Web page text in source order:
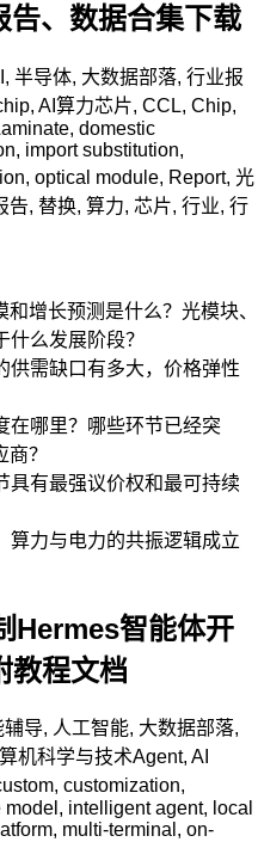
告、数据合集下载
, 半导体, 大数据部落, 行业报
, AI算力芯片, CCL, Chip,
, domestic
, import substitution,
, optical module, Report, 光
告, 替换, 算力, 芯片, 行业, 行
增长预测是什么？光模块、
么发展阶段？
供需缺口有多大，价格弹性
在哪里？哪些环节已经突
？
具有最强议价权和最可持续
算力与电力的共振逻辑成立
Hermes智能体开
教程文档
辅导, 人工智能, 大数据部落,
机科学与技术Agent, AI
, customization,
, intelligent agent, local
, multi-terminal , on-